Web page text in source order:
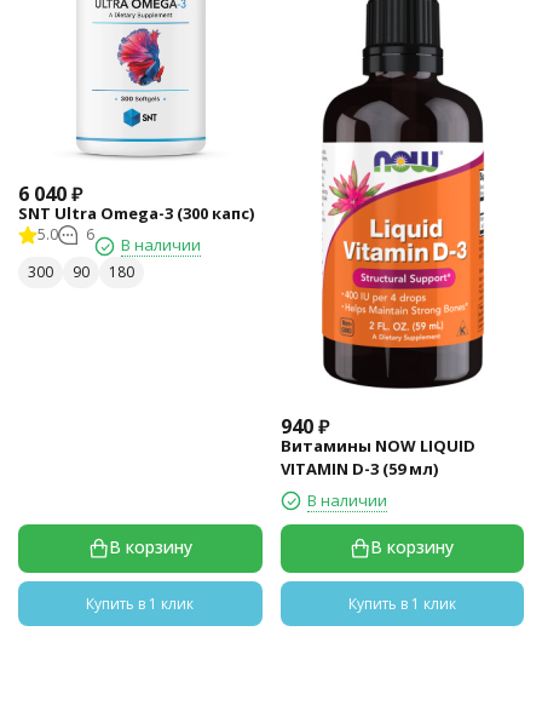
6 040₽
SNT Ultra Omega-3 (300 капс)
5.0 6 В наличии
300 90 180
В корзину
Купить в 1 клик
940 ₽
Витамины NOW LIQUID
VITAMIN D-3 (59 мл)
В наличии
В корзину
Купить в 1 клик